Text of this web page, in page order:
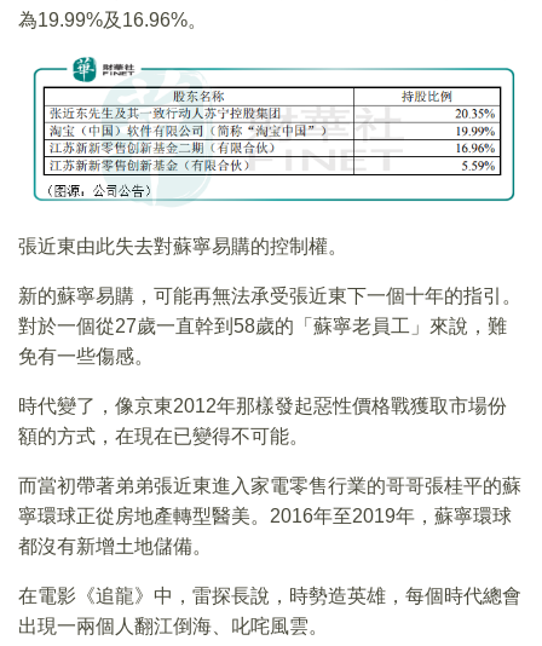
為19.99%及16.96%。
張近東由此失去對蘇寧易購的控制權。
新的蘇寧易購，可能再無法承受張近東下一個十年的指引。
對於一個從27歲一直幹到58歲的「蘇寧老員工」來說，難
免有一些傷感。
時代變了，像京東2012年那樣發起惡性價格戰獲取市場份
額的方式，在現在已變得不可能。
而當初帶著弟弟張近東進入家電零售行業的哥哥張桂平的蘇
寧環球正從房地產轉型醫美。2016年至2019年，蘇寧環球
都沒有新增土地儲備。
在電影《追龍》中，雷探長說，時勢造英雄，每個時代總會
出現一兩個人翻江倒海、叱咤風雲。